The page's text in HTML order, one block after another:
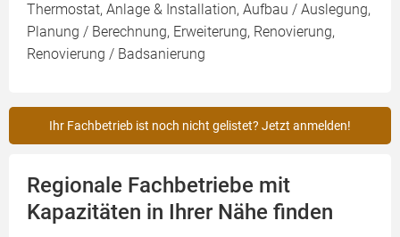
Thermostat, Anlage & Installation, Aufbau / Auslegung,
Planung / Berechnung, Erweiterung, Renovierung,
Renovierung / Badsanierung
Ihr Fachbetrieb ist noch nicht gelistet? Jetzt anmelden!
Regionale Fachbetriebe mit
Kapazitäten in Ihrer Nähe finden